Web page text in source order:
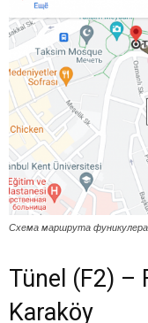
Схема маршрута фуникулера
Tünel (F2) –
Karaköy